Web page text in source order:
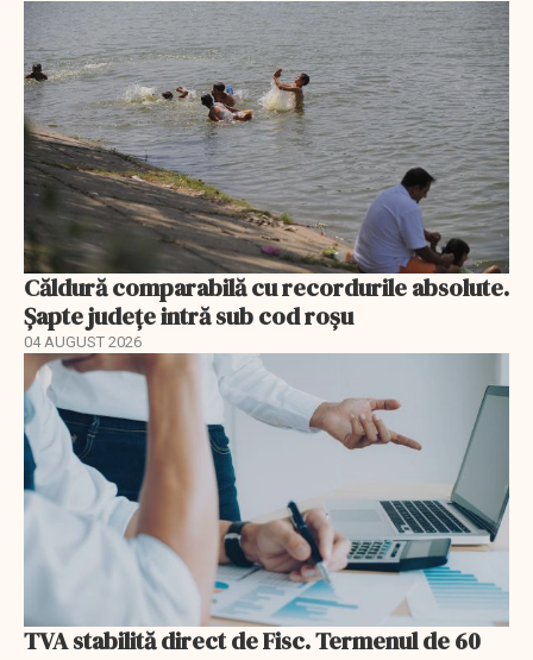
Căldură comparabilă cu recordurile absolute.
Șapte județe intră sub cod roșu
04 AUGUST 2026
TVA stabilită direct de Fisc. Termenul de 60